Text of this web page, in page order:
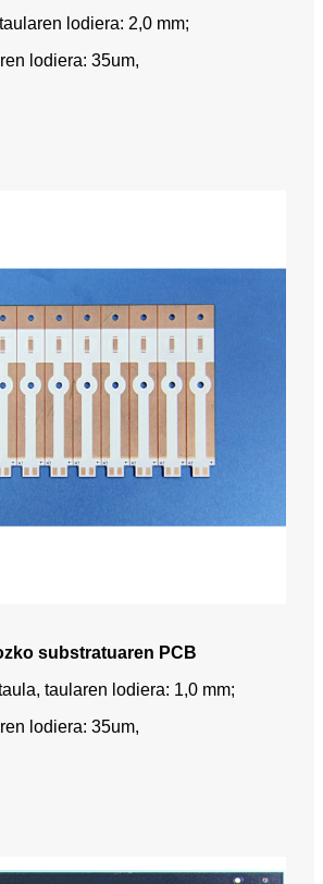
lodiera: 2,0 mm;
lodiera: 35um,
substratuaren PCB
taularen lodiera: 1,0 mm;
lodiera: 35um,